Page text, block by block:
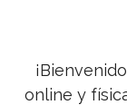
online y